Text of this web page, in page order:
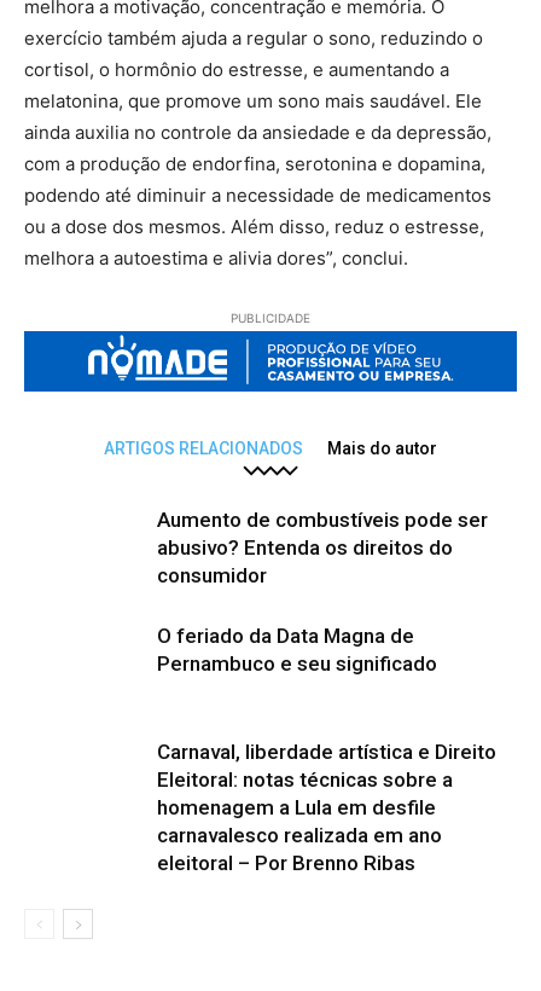
melhora a motivação, concentração e memória. O
exercício também ajuda a regular o sono, reduzindo o
cortisol, o hormônio do estresse, e aumentando a
melatonina, que promove um sono mais saudável. Ele
ainda auxilia no controle da ansiedade e da depressão,
com a produção de endorfina, serotonina e dopamina,
podendo até diminuir a necessidade de medicamentos
ou a dose dos mesmos. Além disso, reduz o estresse,
melhora a autoestima e alivia dores”, conclui.
PUBLICIDADE
ARTIGOS RELACIONADOS Mais do autor
Aumento de combustíveis pode ser
abusivo? Entenda os direitos do
consumidor
O feriado da Data Magna de
Pernambuco e seu significado
Carnaval, liberdade artística e Direito
Eleitoral: notas técnicas sobre a
homenagem a Lula em desfile
carnavalesco realizada em ano
eleitoral – Por Brenno Ribas